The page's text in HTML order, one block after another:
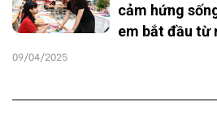
cảm hứng
em bắt đầu từ
09/04/2025